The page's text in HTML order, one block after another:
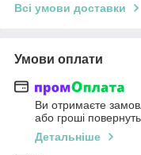
Всі умови доставки
Умови оплати
Ви отримаєте
або гроші
Детальніше